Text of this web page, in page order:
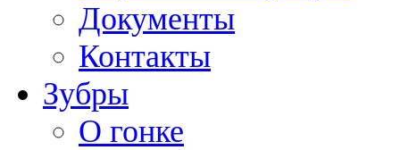
Документы
Контакты
Зубры
О гонке